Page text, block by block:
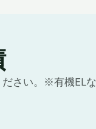
さい。※有機EL